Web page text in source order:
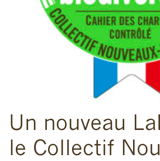
Un nouveau
le Collectif